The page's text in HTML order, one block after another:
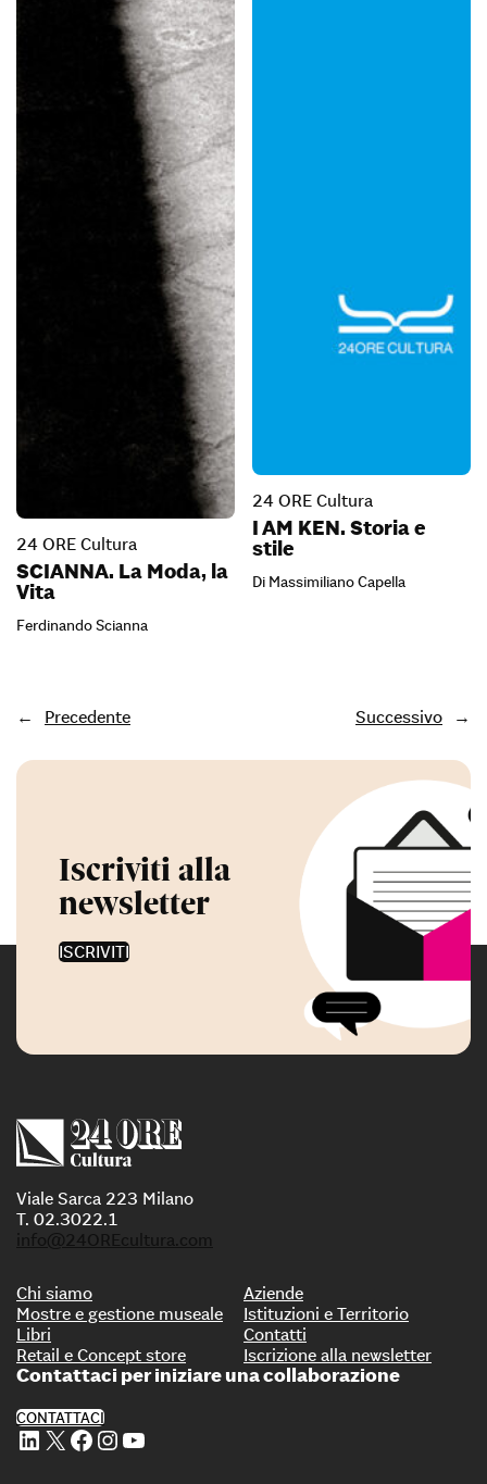
24 ORE Cultura
SCIANNA. La Moda, la
Vita
Ferdinando Scianna
24 ORE Cultura
I AM KEN. Storia e
stile
Di Massimiliano Capella
← Precedente Successivo →
Iscriviti alla
newsletter
ISCRIVITI
Viale Sarca 223 Milano
T. 02.3022.1
info@24OREcultura.com
Chi siamo
Mostre e gestione museale
Libri
Retail e Concept store
Aziende
Istituzioni e Territorio
Contatti
Iscrizione alla newsletter
Contattaci per iniziare una collaborazione
CONTATTACI
Profilo Linkedin di 24 ORE Cultura Profilo X di 24 ORE Cultura Profilo Facebook di 24 ORE Cultura Profilo Instagram di 24 ORE Cultura Profilo Youtube di 24 ORE Cultura